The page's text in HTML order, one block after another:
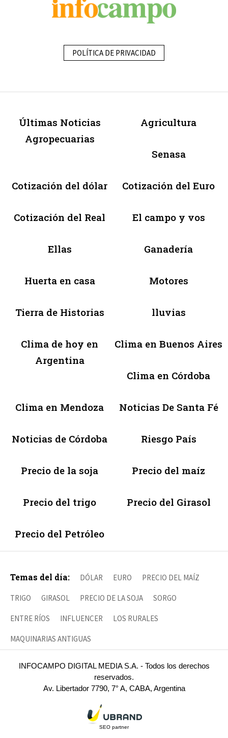
POLÍTICA DE PRIVACIDAD
Últimas Noticias
Agropecuarias
Agricultura
Senasa
Cotización del dólar Cotización del Euro
Cotización del Real El campo y vos
Ellas Ganadería
Huerta en casa Motores
Tierra de Historias lluvias
Clima de hoy en
Argentina
Clima en Buenos Aires
Clima en Córdoba
Clima en Mendoza Noticias De Santa Fé
Noticias de Córdoba Riesgo País
Precio de la soja Precio del maíz
Precio del trigo Precio del Girasol
Precio del Petróleo
Temas del día: DÓLAR EURO PRECIO DEL MAÍZ
TRIGO GIRASOL PRECIO DE LA SOJA SORGO
ENTRE RÍOS INFLUENCER LOS RURALES
MAQUINARIAS ANTIGUAS
INFOCAMPO DIGITAL MEDIA S.A. - Todos los derechos
reservados.
Av. Libertador 7790, 7° A, CABA, Argentina
SEO partner